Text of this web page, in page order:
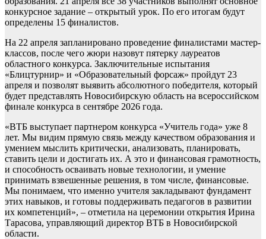
конкурсное задание – открытый урок. По его итогам будут
определены 15 финалистов.
На 22 апреля запланировано проведение финалистами мастер-
классов, после чего жюри назовут пятерку лауреатов
областного конкурса. Заключительные испытания
«Блицтурнир» и «Образовательный форсаж» пройдут 23
апреля и позволят выявить абсолютного победителя, который
будет представлять Новосибирскую область на всероссийском
финале конкурса в сентябре 2026 года.
«ВТБ выступает партнером конкурса «Учитель года» уже 8
лет. Мы видим прямую связь между качеством образования и
умением мыслить критически, анализовать, планировать,
ставить цели и достигать их. А это и финансовая грамотность,
и способность осваивать новые технологии, и умение
принимать взвешенные решения, в том числе, финансовые.
Мы понимаем, что именно учителя закладывают фундамент
этих навыков, и готовы поддерживать педагогов в развитии
их компетенций», – отметила на церемонии открытия Ирина
Тарасова, управляющий директор ВТБ в Новосибирской
области.